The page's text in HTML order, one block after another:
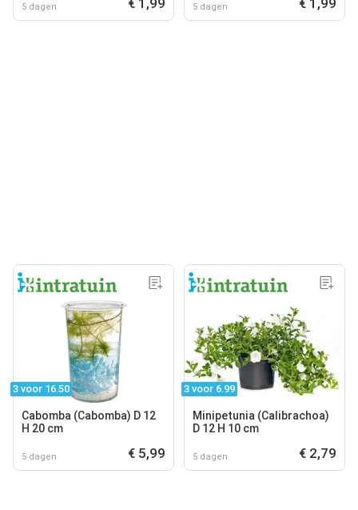
5 dagen 5 dagen
3 voor 16.50
Cabomba (Cabomba) D 12
H 20 cm
5 dagen € 5,99
3 voor 6.99
Minipetunia (Calibrachoa)
D 12 H 10 cm
5 dagen € 2,79